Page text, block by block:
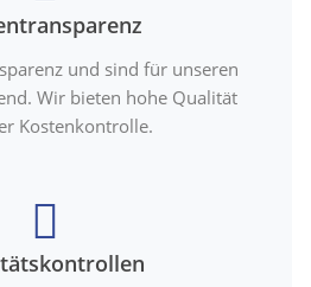
und sind für unseren
Wir bieten hohe Qualität
Kostenkontrolle.